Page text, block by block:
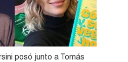
posó junto a Tomás